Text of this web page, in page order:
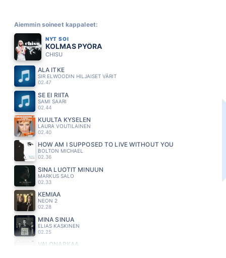
Aiemmin soineet kappaleet:
NYT SOI
KOLMAS PYÖRA
CHISU
ÄLÄ ITKE
SIR ELWOODIN HILJAISET VÄRIT
02.47
SE EI RIITA
SAMI SAARI
02.44
KUULTA KYSELEN
LAURA VOUTILAINEN
02.40
HOW AM I SUPPOSED TO LIVE WITHOUT YOU
BOLTON MICHAEL
02.36
SINÄ LUOTIT MINUUN
MARKUS SALO
02.33
KEMIAA
NEON 2
02.28
MINÄ SINUA
ELIAS KASKINEN
02.25
VALONARKAA